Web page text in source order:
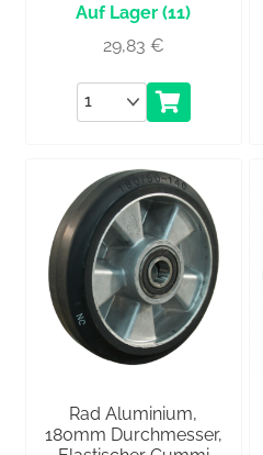
(11)
29,83 €
Anzahl
Rad Aluminium,
180mm Durchmesser,